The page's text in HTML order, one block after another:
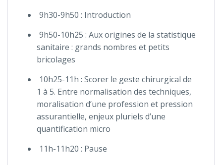
9h30-9h50 : Introduction
9h50-10h25 : Aux origines de la statistique
sanitaire : grands nombres et petits
bricolages
10h25-11h : Scorer le geste chirurgical de
1 à 5. Entre normalisation des techniques,
moralisation d’une profession et pression
assurantielle, enjeux pluriels d’une
quantification micro
11h-11h20 : Pause